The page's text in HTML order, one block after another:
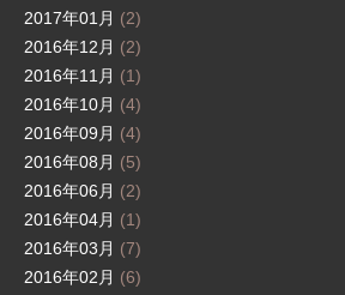
2017年01月 (2)
2016年12月 (2)
2016年11月 (1)
2016年10月 (4)
2016年09月 (4)
2016年08月 (5)
2016年06月 (2)
2016年04月 (1)
2016年03月 (7)
2016年02月 (6)